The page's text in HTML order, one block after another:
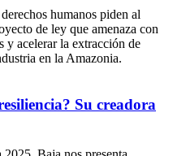
humanos piden al
de ley que amenaza con
y acelerar la extracción de
en la Amazonia.
Su creadora